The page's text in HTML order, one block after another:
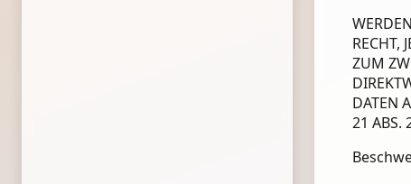
RECHT,
ZUM
DATEN
21 ABS.